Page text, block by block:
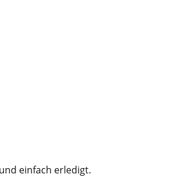
einfach erledigt.